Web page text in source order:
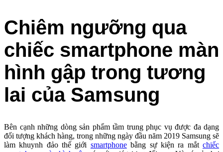
Chiêm ngưỡng qua
chiếc smartphone màn
hình gập trong tương
lai của Samsung
Bên cạnh những dòng sản phẩm tầm trung phục vụ được đa dạng
đối tượng khách hàng, trong những ngày đầu năm 2019 Samsung sẽ
làm khuynh đảo thế giới smartphonebằng sự kiện ra mắtchiếc